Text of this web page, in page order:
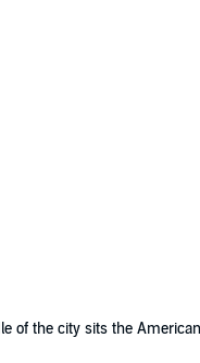
of the city sits the